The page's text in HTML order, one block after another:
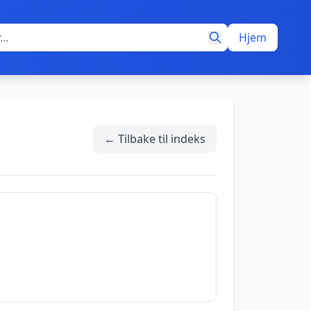
Hjem
← Tilbake til indeks